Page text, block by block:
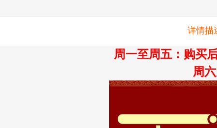
详情描
周一至周五：购买
周